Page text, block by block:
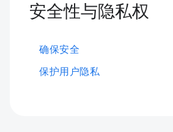
安全性与隐私权
确保安全
保护用户隐私